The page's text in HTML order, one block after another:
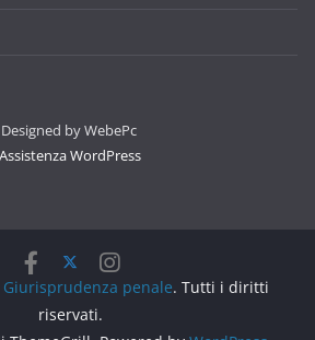
Designed by WebePc
Assistenza WordPress
Giurisprudenza penale. Tutti i diritti
riservati.